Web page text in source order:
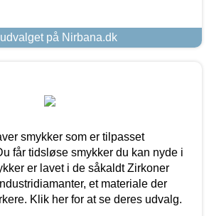
på Nirbana.dk
smykker som er tilpasset
får tidsløse smykker du kan nyde i
er lavet i de såkaldt Zirkoner
et materiale der
Klik her for at se deres udvalg.